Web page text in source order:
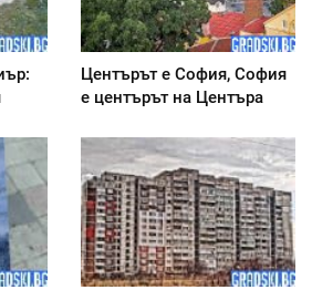
Центърът е София, София
е центърът на Центъра